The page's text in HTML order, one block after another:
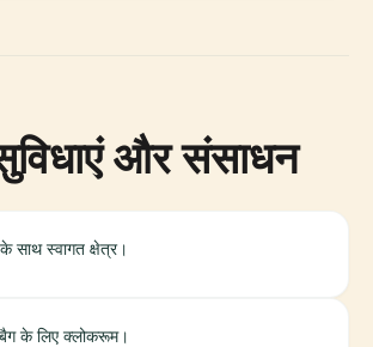
और संसाधन
साथ स्वागत क्षेत्र।
के लिए क्लोकरूम।